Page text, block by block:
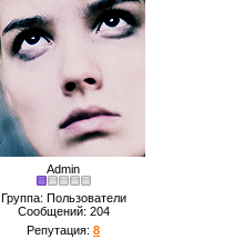
Admin
Группа: Пользователи
Сообщений: 204
Репутация: 8